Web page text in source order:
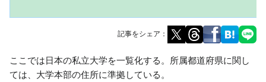
記事をシェア：
ナ
ビ
検
索
ここでは日本の私立大学を一覧化する。所属都道府県に関し
ては、大学本部の住所に準拠している。